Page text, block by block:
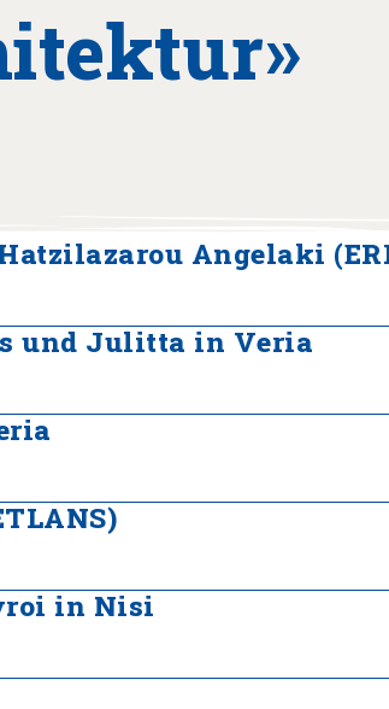
Angelaki
und Julitta in Veria
in Nisi